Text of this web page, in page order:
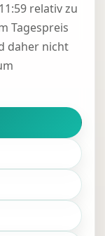
relativ zu
Tagespreis
daher nicht